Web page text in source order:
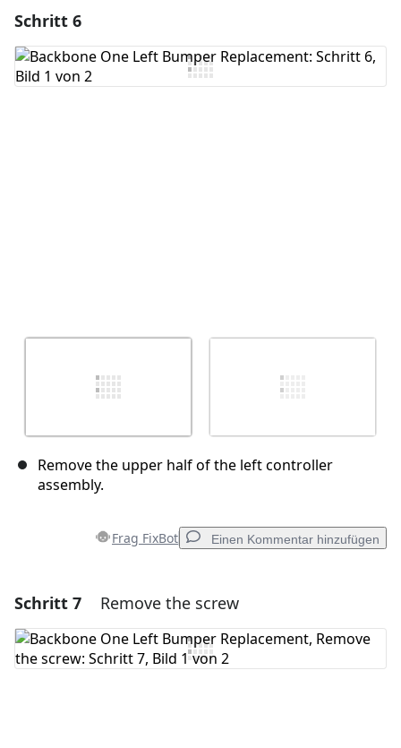
Kommentar hinzufügen
Schritt 6
Remove the upper half of the left controller
assembly.
Frag FixBot Einen Kommentar hinzufügen
Einen Kommentar hinzufügen
Kommentar hinzufügen
Schritt 7 Remove the screw